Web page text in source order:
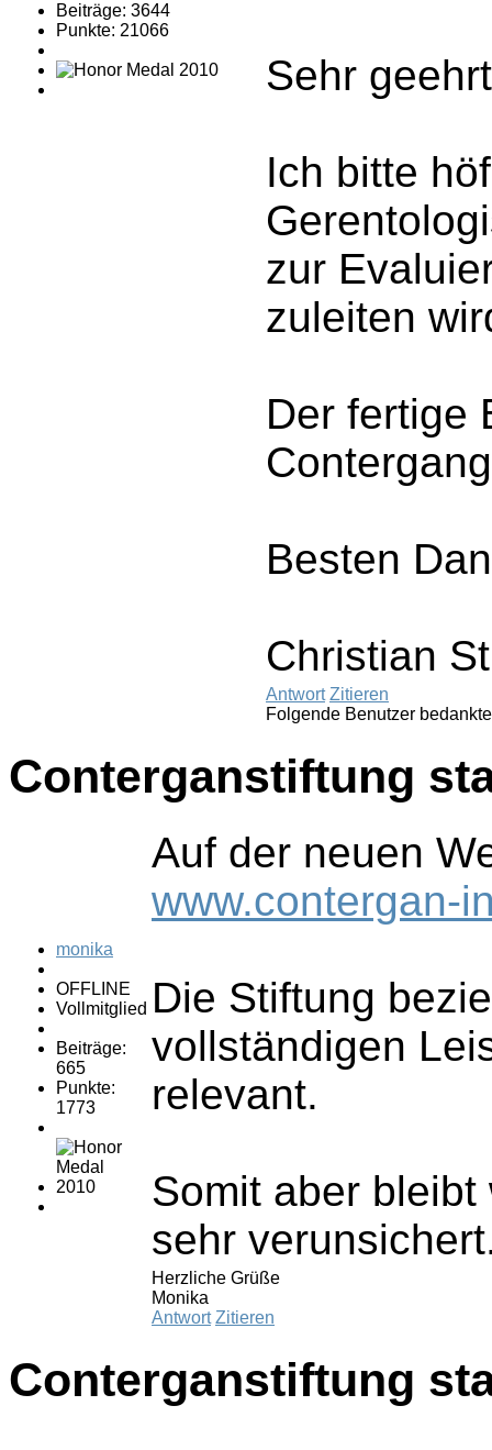
Beiträge: 3644
Punkte: 21066
Sehr
Ich bitte
zur
zuleiten
Der fertige
Besten
Christian
Antwort Zitieren
Folgende Benutzer
Conterganstiftung
monika
OFFLINE
Vollmitglied
Beiträge:
665
Punkte:
1773
Auf der neuen
www.contergan-
Die Stiftung
vollständigen
relevant.
Somit aber
sehr
Herzliche Grüße
Monika
Antwort Zitieren
Conterganstiftung